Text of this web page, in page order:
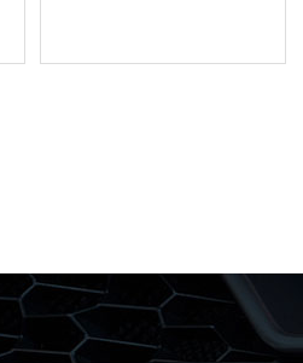
Filter